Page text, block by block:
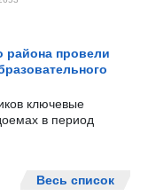
района провели
ключевые
в период
Весь список